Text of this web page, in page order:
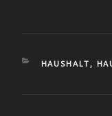
KATEGORIEN
HAUSHALT ,